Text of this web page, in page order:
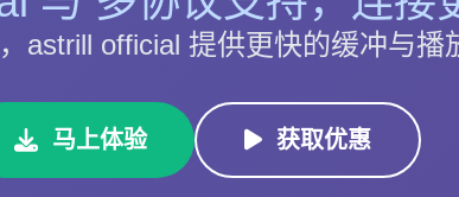
astrill official 提供更快的缓冲与播
马上体验 获取优惠